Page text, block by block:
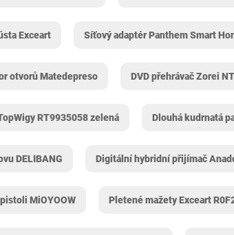
Exceart Síťový adaptér Panthem Smart
otvorů Matedepreso DVD přehrávač Zorei
‎RT9935058 zelená Dlouhá kudrnatá
DELIBANG Digitální hybridní přijímač
MiOYOOW Pletené mažety Exceart